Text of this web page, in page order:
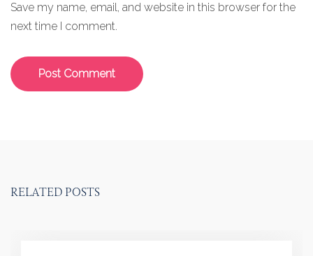
Save my name, email, and website in this browser for the
next time I comment.
RELATED POSTS